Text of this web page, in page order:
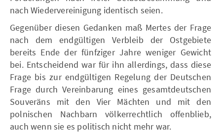
nach Wiedervereinigung identisch seien.
Gegenüber diesen Gedanken maß Mertes der Frage
nach dem endgültigen Verbleib der Ostgebiete
bereits Ende der fünfziger Jahre weniger Gewicht
bei. Entscheidend war für ihn allerdings, dass diese
Frage bis zur endgültigen Regelung der Deutschen
Frage durch Vereinbarung eines gesamtdeutschen
Souveräns mit den Vier Mächten und mit den
polnischen Nachbarn völkerrechtlich offenblieb,
auch wenn sie es politisch nicht mehr war.